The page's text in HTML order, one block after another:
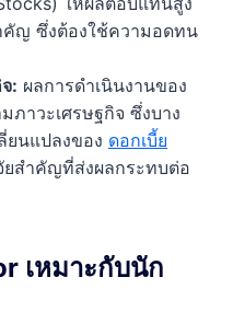
ญ ซึ่งต้องใช้ความอดทน
: ผลการดำเนินงานของ
ภาวะเศรษฐกิจ ซึ่งบาง
ยนแปลงของ ดอกเบี้ย
ยสำคัญที่ส่งผลกระทบต่อ
เหมาะกับนัก